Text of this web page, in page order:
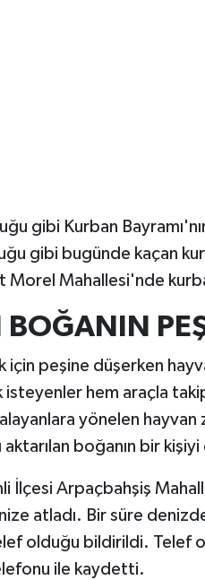
gibi Kurban
gibi bugünde kaçan
Morel Mahallesi'nde
BOĞANIN
için peşine düşerken
isteyenler hem araçla
yönelen
aktarılan boğanın bir
İlçesi Arpaçbahşiş
atladı. Bir süre
olduğu bildirildi. Telef
ile kaydetti.